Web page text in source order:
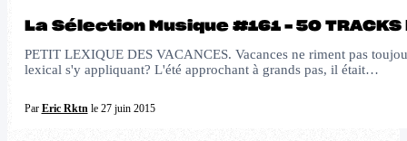
La Sélection Musique #161 – 50 TRACKS
PETIT LEXIQUE DES VACANCES. Vacances ne riment pas
lexical s'y appliquant? L'été approchant à grands pas, il était…
Par Eric Rktnle 27 juin 2015